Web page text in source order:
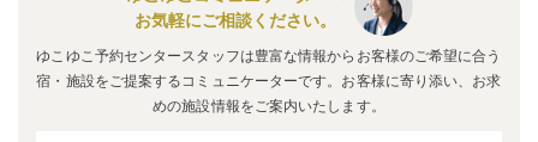
お気軽にご相談ください。
ゆこゆこ予約センタースタッフは豊富な情報からお客様のご希望に合う
宿・施設をご提案するコミュニケーターです。お客様に寄り添い、お求
めの施設情報をご案内いたします。